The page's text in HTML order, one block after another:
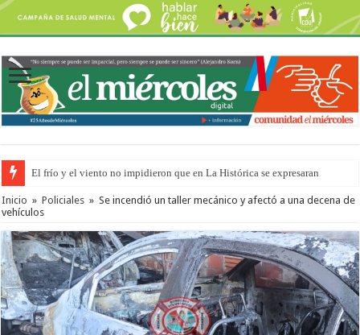
OSER: Frigerio aseguró que mejoraron el servicio, redujeron el déficit en
Inicio » Policiales » Se incendió un taller mecánico y afectó a una decena de
vehículos